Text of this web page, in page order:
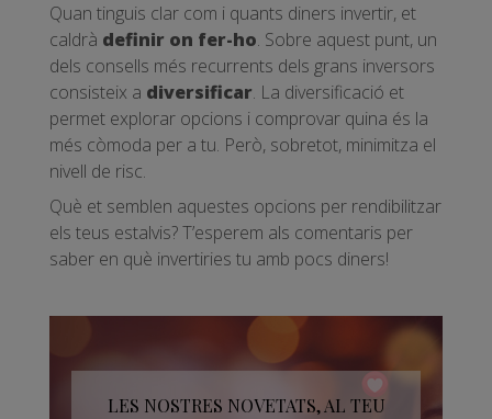
Quan tinguis clar com i quants diners invertir, et
caldrà definir on fer-ho. Sobre aquest punt, un
dels consells més recurrents dels grans inversors
consisteix a diversificar. La diversificació et
permet explorar opcions i comprovar quina és la
més còmoda per a tu. Però, sobretot, minimitza el
nivell de risc.
Què et semblen aquestes opcions per rendibilitzar
els teus estalvis? T’esperem als comentaris per
saber en què invertiries tu amb pocs diners!
LES NOSTRES NOVETATS, AL TEU